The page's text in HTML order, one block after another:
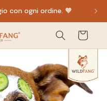
con ogni ordine. 🧡
Carrello
della